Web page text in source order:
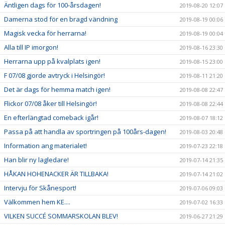
Äntligen dags för 100-årsdagen! 2019-08-20 12:07
Damerna stod för en bragd vändning 2019-08-19 00:06
Magisk vecka för herrarna! 2019-08-19 00:04
Alla till IP imorgon! 2019-08-16 23:30
Herrarna upp på kvalplats igen! 2019-08-15 23:00
F 07/08 gjorde avtryck i Helsingör! 2019-08-11 21:20
Det är dags för hemma match igen! 2019-08-08 22:47
Flickor 07/08 åker till Helsingör! 2019-08-08 22:44
En efterlängtad comeback igår! 2019-08-07 18:12
Passa på att handla av sportringen på 100års-dagen! 2019-08-03 20:48
Information ang materialet! 2019-07-23 22:18
Han blir ny lagledare! 2019-07-14 21:35
HÅKAN HOHENACKER ÄR TILLBAKA! 2019-07-14 21:02
Intervju för Skånesport! 2019-07-06 09:03
Välkommen hem KE.... 2019-07-02 16:33
VILKEN SUCCÉ SOMMARSKOLAN BLEV! 2019-06-27 21:29